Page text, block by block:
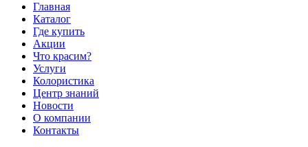
Главная
Каталог
Где купить
Акции
Что красим?
Услуги
Колористика
Центр знаний
Новости
О компании
Контакты